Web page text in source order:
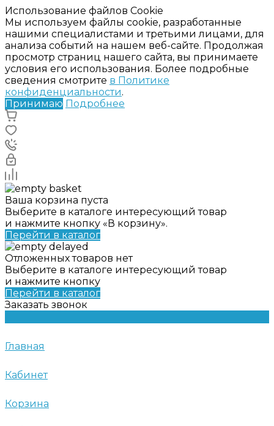
Использование файлов Cookie
Мы используем файлы cookie, разработанные
нашими специалистами и третьими лицами, для
анализа событий на нашем веб-сайте. Продолжая
просмотр страниц нашего сайта, вы принимаете
условия его использования. Более подробные
сведения смотрите в Политике
конфиденциальности.
Принимаю Подробнее
Ваша корзина пуста
Выберите в каталоге интересующий товар
и нажмите кнопку «В корзину».
Перейти в каталог
Отложенных товаров нет
Выберите в каталоге интересующий товар
и нажмите кнопку
Перейти в каталог
Заказать звонок
Главная
Кабинет
Корзина